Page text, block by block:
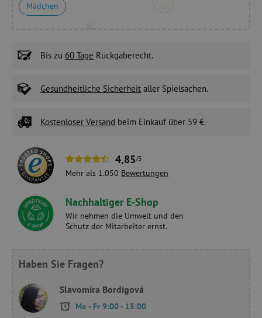
Mädchen
Bis zu 60 Tage Rückgaberecht.
Gesundheitliche Sicherheit aller Spielsachen.
Kostenloser Versand beim Einkauf über 59 €.
4,85/5
Mehr als 1.050 Bewertungen
Nachhaltiger E-Shop
Wir nehmen die Umwelt und den
Schutz der Mitarbeiter ernst.
Haben Sie Fragen?
Slavomíra Bordigová
Mo - Fr 9:00 - 15:00